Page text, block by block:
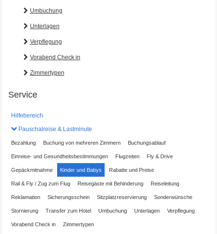
Umbuchung
Unterlagen
Verpflegung
Vorabend Check in
Zimmertypen
Service
Hilfebereich
Pauschalreise & Lastminute
Bezahlung Buchung von mehreren Zimmern Buchungsablauf
Einreise- und Gesundheitsbestimmungen Flugzeiten Fly & Drive
Gepäckmitnahme Kinder und Babys Rabatte und Preise
Rail & Fly / Zug zum Flug Reisegäste mit Behinderung Reiseleitung
Reklamation Sicherungsschein Sitzplatzreservierung Sonderwünsche
Stornierung Transfer zum Hotel Umbuchung Unterlagen Verpflegung
Vorabend Check in Zimmertypen